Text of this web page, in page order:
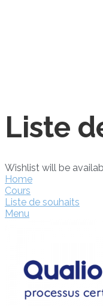
Liste
Wishlist will be
Home
Cours
Liste de souhaits
Menu